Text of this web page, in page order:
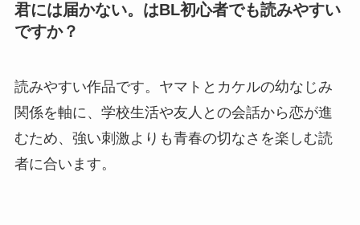
君には届かない。はBL初心者でも読みやすい
ですか？
読みやすい作品です。ヤマトとカケルの幼なじみ
関係を軸に、学校生活や友人との会話から恋が進
むため、強い刺激よりも青春の切なさを楽しむ読
者に合います。